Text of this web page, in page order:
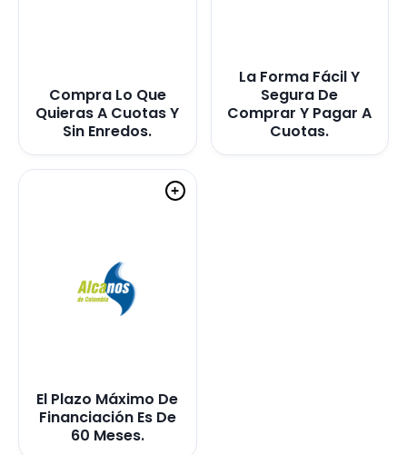
Compra Lo Que
Quieras A Cuotas Y
Sin Enredos.
La Forma Fácil Y
Segura De
Comprar Y Pagar A
Cuotas.
+
El Plazo Máximo De
Financiación Es De
60 Meses.